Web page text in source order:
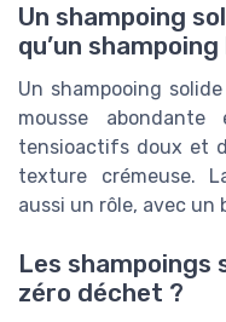
Un shampoing
qu’un
Un shampooing
mousse
tensioactifs doux et
texture crémeuse.
aussi un rôle, avec un
Les shampoings
zéro déchet ?